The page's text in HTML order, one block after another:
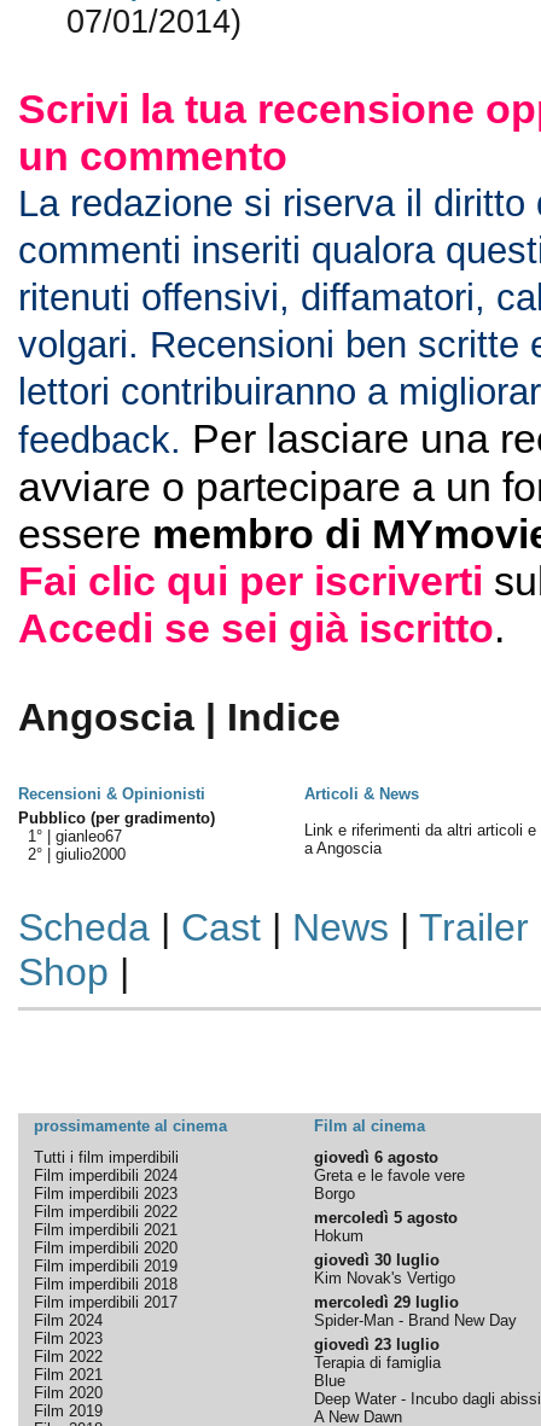
07/01/2014)
Scrivi la tua recensione
un commento
La redazione si riserva il diritto
commenti inseriti qualora
ritenuti offensivi, diffamatori,
volgari. Recensioni ben scritte
lettori contribuiranno a
feedback. Per lasciare una
avviare o partecipare a un
essere membro di
Fai clic qui per iscriverti
Accedi se sei già iscritto.
Angoscia | Indice
Recensioni & Opinionisti
Articoli & News
Pubblico (per gradimento)
1° | gianleo67
2° | giulio2000
Link e riferimenti da altri articoli e
a Angoscia
Scheda| Cast| News | Trailer
Shop |
prossimamente al cinema
Film al cinema
Tutti i film imperdibili
Film imperdibili 2024
Film imperdibili 2023
Film imperdibili 2022
Film imperdibili 2021
Film imperdibili 2020
Film imperdibili 2019
Film imperdibili 2018
Film imperdibili 2017
Film 2024
Film 2023
Film 2022
Film 2021
Film 2020
Film 2019
giovedì 6 agosto
Greta e le favole vere
Borgo
mercoledì 5 agosto
Hokum
giovedì 30 luglio
Kim Novak's Vertigo
mercoledì 29 luglio
Spider-Man - Brand New Day
giovedì 23 luglio
Terapia di famiglia
Blue
Deep Water - Incubo dagli abissi
A New Dawn